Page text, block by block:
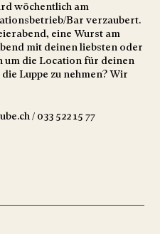
wöchentlich am
Bar verzaubert.
eine Wurst am
mit deinen liebsten oder
um die Location für deinen
Luppe zu nehmen? Wir
/ 033 522 15 77